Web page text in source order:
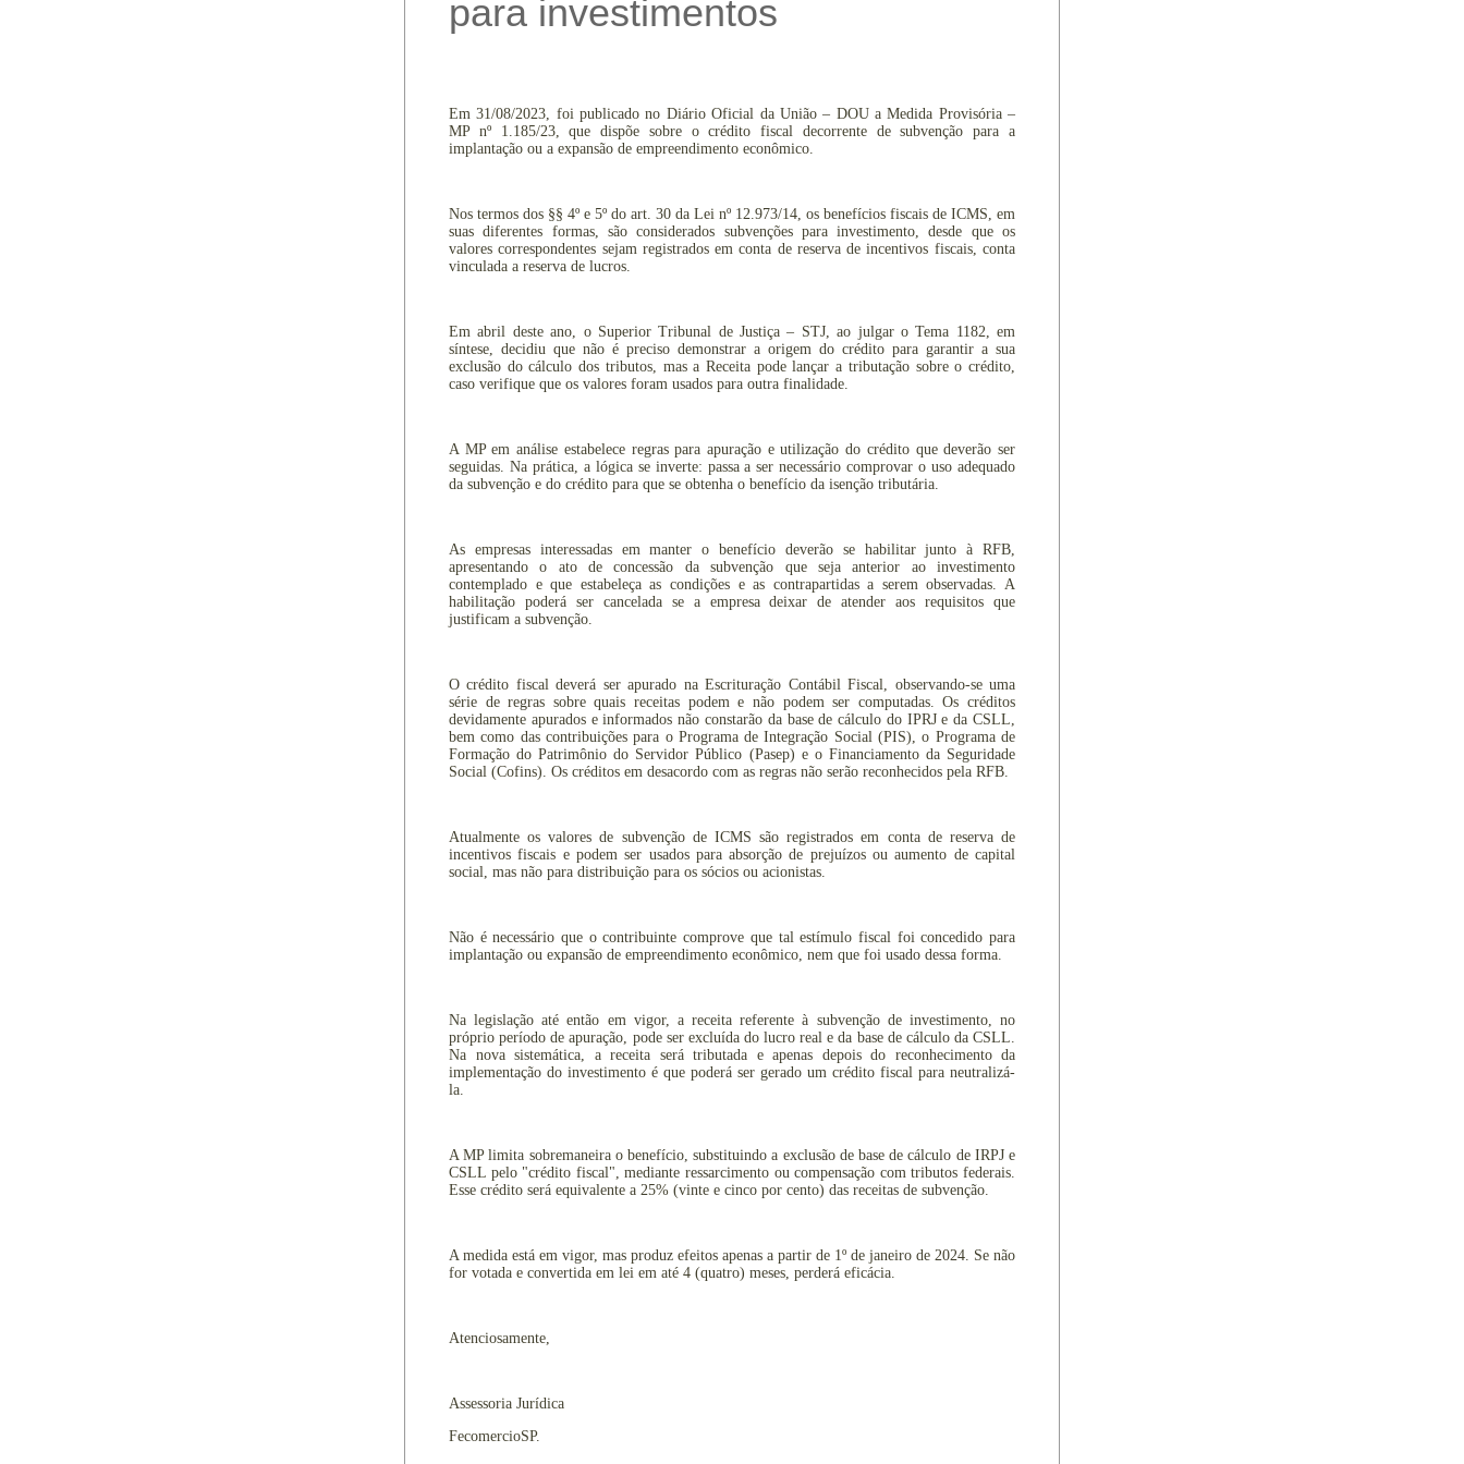
para investimentos
Em 31/08/2023, foi publicado no Diário Oficial da União – DOU a Medida Provisória –
MP nº 1.185/23, que dispõe sobre o crédito fiscal decorrente de subvenção para a
implantação ou a expansão de empreendimento econômico.
Nos termos dos §§ 4º e 5º do art. 30 da Lei nº 12.973/14, os benefícios fiscais de ICMS, em
suas diferentes formas, são considerados subvenções para investimento, desde que os
valores correspondentes sejam registrados em conta de reserva de incentivos fiscais, conta
vinculada a reserva de lucros.
Em abril deste ano, o Superior Tribunal de Justiça – STJ, ao julgar o Tema 1182, em
síntese, decidiu que não é preciso demonstrar a origem do crédito para garantir a sua
exclusão do cálculo dos tributos, mas a Receita pode lançar a tributação sobre o crédito,
caso verifique que os valores foram usados para outra finalidade.
A MP em análise estabelece regras para apuração e utilização do crédito que deverão ser
seguidas. Na prática, a lógica se inverte: passa a ser necessário comprovar o uso adequado
da subvenção e do crédito para que se obtenha o benefício da isenção tributária.
As empresas interessadas em manter o benefício deverão se habilitar junto à RFB,
apresentando o ato de concessão da subvenção que seja anterior ao investimento
contemplado e que estabeleça as condições e as contrapartidas a serem observadas. A
habilitação poderá ser cancelada se a empresa deixar de atender aos requisitos que
justificam a subvenção.
O crédito fiscal deverá ser apurado na Escrituração Contábil Fiscal, observando-se uma
série de regras sobre quais receitas podem e não podem ser computadas. Os créditos
devidamente apurados e informados não constarão da base de cálculo do IPRJ e da CSLL,
bem como das contribuições para o Programa de Integração Social (PIS), o Programa de
Formação do Patrimônio do Servidor Público (Pasep) e o Financiamento da Seguridade
Social (Cofins). Os créditos em desacordo com as regras não serão reconhecidos pela RFB.
Atualmente os valores de subvenção de ICMS são registrados em conta de reserva de
incentivos fiscais e podem ser usados para absorção de prejuízos ou aumento de capital
social, mas não para distribuição para os sócios ou acionistas.
Não é necessário que o contribuinte comprove que tal estímulo fiscal foi concedido para
implantação ou expansão de empreendimento econômico, nem que foi usado dessa forma.
Na legislação até então em vigor, a receita referente à subvenção de investimento, no
próprio período de apuração, pode ser excluída do lucro real e da base de cálculo da CSLL.
Na nova sistemática, a receita será tributada e apenas depois do reconhecimento da
implementação do investimento é que poderá ser gerado um crédito fiscal para neutralizá-
la.
A MP limita sobremaneira o benefício, substituindo a exclusão de base de cálculo de IRPJ e
CSLL pelo "crédito fiscal", mediante ressarcimento ou compensação com tributos federais.
Esse crédito será equivalente a 25% (vinte e cinco por cento) das receitas de subvenção.
A medida está em vigor, mas produz efeitos apenas a partir de 1º de janeiro de 2024. Se não
for votada e convertida em lei em até 4 (quatro) meses, perderá eficácia.
Atenciosamente,
Assessoria Jurídica
FecomercioSP.